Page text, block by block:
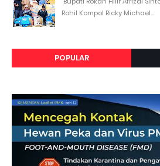
Rohil Kompol Ricky Michael...
POPULAR